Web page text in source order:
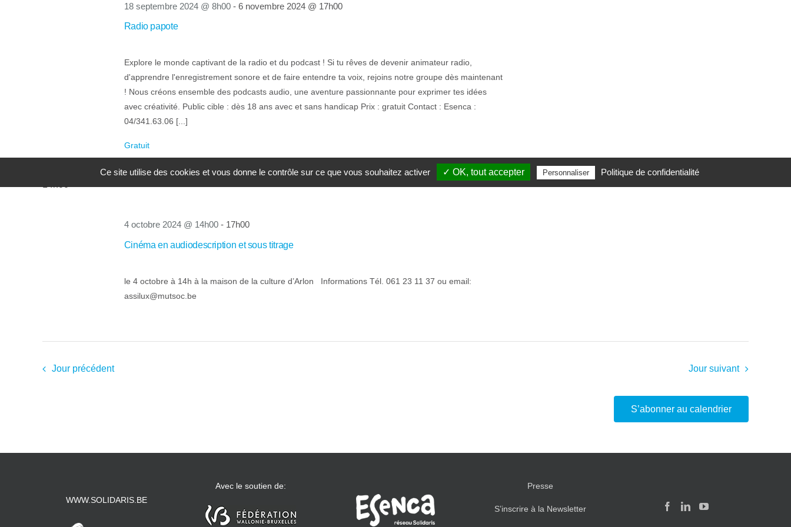
Radio papote
18 septembre 2024 @ 8h00- 6 novembre 2024 @ 17h00
Explore le monde captivant de la radio et du podcast ! Si tu rêves de devenir animateur radio,
d'apprendre l'enregistrement sonore et de faire entendre ta voix, rejoins notre groupe dès maintenant
! Nous créons ensemble des podcasts audio, une aventure passionnante pour exprimer tes idées
avec créativité. Public cible : dès 18 ans avec et sans handicap Prix : gratuit Contact : Esenca :
04/341.63.06 [...]
Gratuit
Cinéma en audiodescription et sous titrage
4 octobre 2024 @ 14h00- 17h00
le 4 octobre à 14h à la maison de la culture d’Arlon Informations Tél. 061 23 11 37 ou email:
assilux@mutsoc.be
Jour précédent Jour suivant
S’abonner au calendrier
WWW.SOLIDARIS.BE
Avec le soutien de: Presse
S’inscrire à la Newsletter
Ce site utilise des cookies et vous donne le contrôle sur ce que vous souhaitez activer ✓ OK, tout accepter Personnaliser Politique de confidentialité